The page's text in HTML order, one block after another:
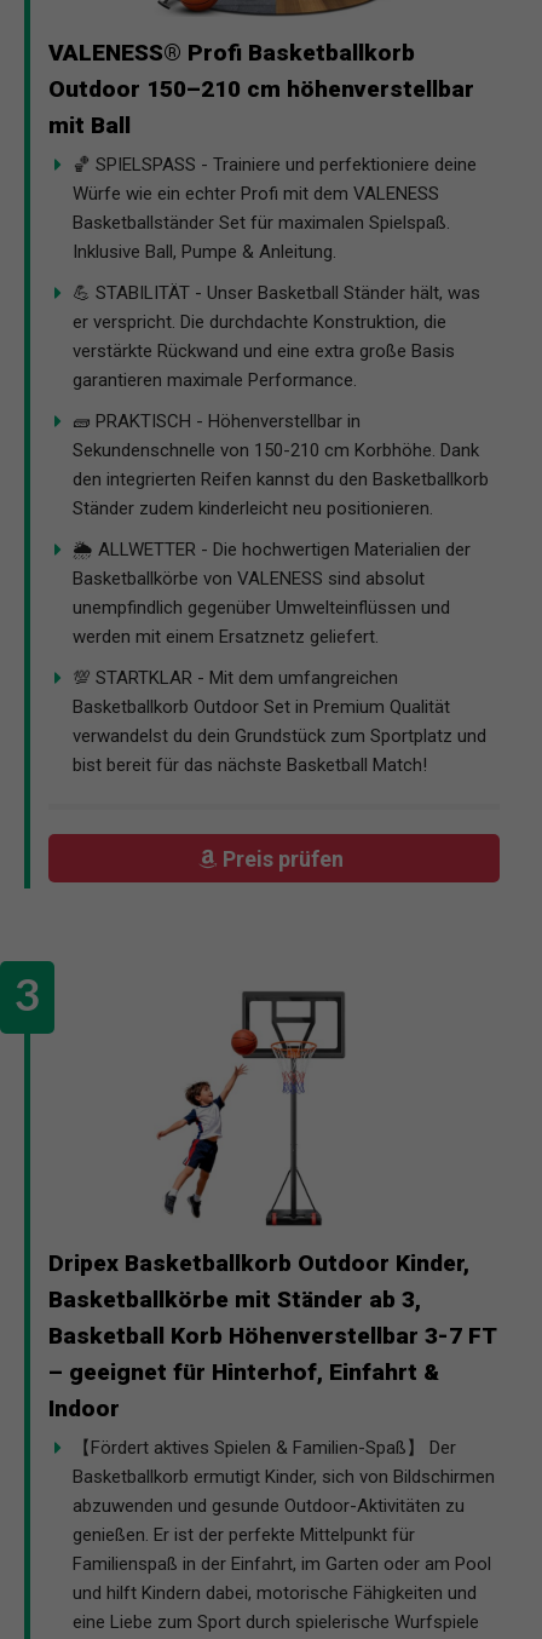
VALENESS® Profi Basketballkorb
Outdoor 150–210 cm höhenverstellbar
mit Ball
🏀 SPIELSPASS - Trainiere und perfektioniere deine
Würfe wie ein echter Profi mit dem VALENESS
Basketballständer Set für maximalen Spielspaß.
Inklusive Ball, Pumpe & Anleitung.
💪 STABILITÄT - Unser Basketball Ständer hält, was
er verspricht. Die durchdachte Konstruktion, die
verstärkte Rückwand und eine extra große Basis
garantieren maximale Performance.
🧱 PRAKTISCH - Höhenverstellbar in
Sekundenschnelle von 150-210 cm Korbhöhe. Dank
den integrierten Reifen kannst du den Basketballkorb
Ständer zudem kinderleicht neu positionieren.
🌦️ ALLWETTER - Die hochwertigen Materialien der
Basketballkörbe von VALENESS sind absolut
unempfindlich gegenüber Umwelteinflüssen und
werden mit einem Ersatznetz geliefert.
💯 STARTKLAR - Mit dem umfangreichen
Basketballkorb Outdoor Set in Premium Qualität
verwandelst du dein Grundstück zum Sportplatz und
bist bereit für das nächste Basketball Match!
Preis prüfen
Dripex Basketballkorb Outdoor Kinder,
Basketballkörbe mit Ständer ab 3,
Basketball Korb Höhenverstellbar 3-7 FT
– geeignet für Hinterhof, Einfahrt &
Indoor
【Fördert aktives Spielen & Familien-Spaß】 Der
Basketballkorb ermutigt Kinder, sich von Bildschirmen
abzuwenden und gesunde Outdoor-Aktivitäten zu
genießen. Er ist der perfekte Mittelpunkt für
Familienspaß in der Einfahrt, im Garten oder am Pool
und hilft Kindern dabei, motorische Fähigkeiten und
eine Liebe zum Sport durch spielerische Wurfspiele